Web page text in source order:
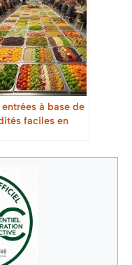
entrées à base de
faciles en